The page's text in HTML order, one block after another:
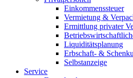
Einkommenssteuer
Vermietung &
Ermittlung privater
Liquiditätsplanung
Erbschaft- &
Selbstanzeige
Service